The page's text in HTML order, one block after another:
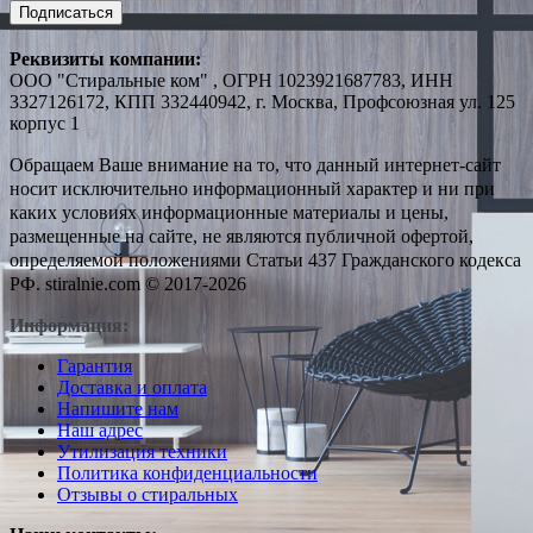
Подписаться
Реквизиты компании:
ООО "Стиральные ком" , ОГРН 1023921687783, ИНН
3327126172, КПП 332440942, г. Москва, Профсоюзная ул. 125
корпус 1
Обращаем Ваше внимание на то, что данный интернет-сайт
носит исключительно информационный характер и ни при
каких условиях информационные материалы и цены,
размещенные на сайте, не являются публичной офертой,
определяемой положениями Статьи 437 Гражданского кодекса
РФ. stiralnie.com © 2017-2026
Информация:
Гарантия
Доставка и оплата
Напишите нам
Наш адрес
Утилизация техники
Политика конфиденциальности
Отзывы о стиральных